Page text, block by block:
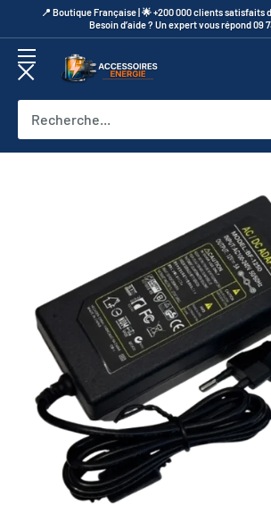
au
contenu
​📍​ Boutique Française | 🌟 +200 000 clients satisfaits
Besoin d’aide ? Un expert vous répond 09
Accessoires